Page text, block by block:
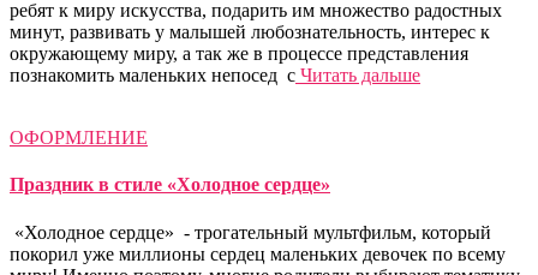
ребят к миру искусства, подарить им множество радостных
минут, развивать у малышей любознательность, интерес к
окружающему миру, а так же в процессе представления
познакомить маленьких непосед с Читать дальше
ОФОРМЛЕНИЕ
Праздник в стиле «Холодное сердце»
«Холодное сердце» - трогательный мультфильм, который
покорил уже миллионы сердец маленьких девочек по всему